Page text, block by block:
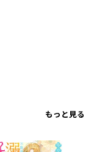
もっと見る